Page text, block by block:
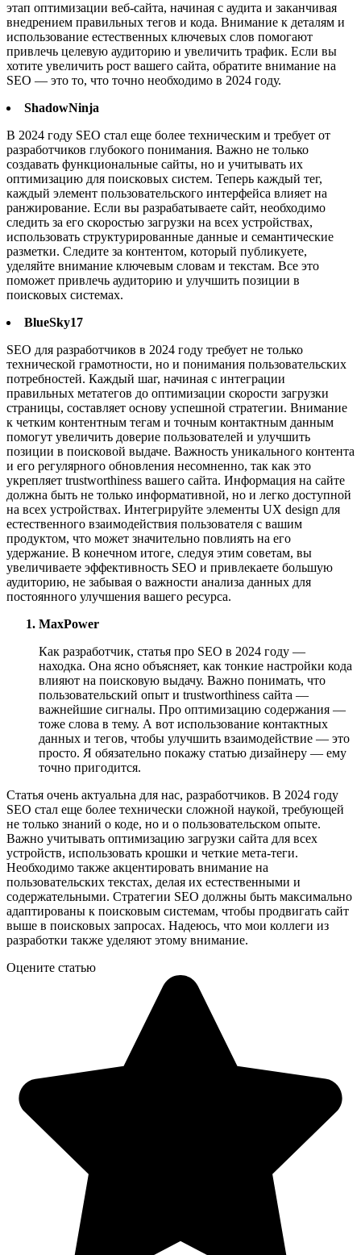
этап оптимизации веб-сайта, начиная с аудита и заканчивая
внедрением правильных тегов и кода. Внимание к деталям и
использование естественных ключевых слов помогают
привлечь целевую аудиторию и увеличить трафик. Если вы
хотите увеличить рост вашего сайта, обратите внимание на
SEO — это то, что точно необходимо в 2024 году.
ShadowNinja
В 2024 году SEO стал еще более техническим и требует от
разработчиков глубокого понимания. Важно не только
создавать функциональные сайты, но и учитывать их
оптимизацию для поисковых систем. Теперь каждый тег,
каждый элемент пользовательского интерфейса влияет на
ранжирование. Если вы разрабатываете сайт, необходимо
следить за его скоростью загрузки на всех устройствах,
использовать структурированные данные и семантические
разметки. Следите за контентом, который публикуете,
уделяйте внимание ключевым словам и текстам. Все это
поможет привлечь аудиторию и улучшить позиции в
поисковых системах.
BlueSky17
SEO для разработчиков в 2024 году требует не только
технической грамотности, но и понимания пользовательских
потребностей. Каждый шаг, начиная с интеграции
правильных метатегов до оптимизации скорости загрузки
страницы, составляет основу успешной стратегии. Внимание
к четким контентным тегам и точным контактным данным
помогут увеличить доверие пользователей и улучшить
позиции в поисковой выдаче. Важность уникального контента
и его регулярного обновления несомненно, так как это
укрепляет trustworthiness вашего сайта. Информация на сайте
должна быть не только информативной, но и легко доступной
на всех устройствах. Интегрируйте элементы UX design для
естественного взаимодействия пользователя с вашим
продуктом, что может значительно повлиять на его
удержание. В конечном итоге, следуя этим советам, вы
увеличиваете эффективность SEO и привлекаете большую
аудиторию, не забывая о важности анализа данных для
постоянного улучшения вашего ресурса.
MaxPower
Как разработчик, статья про SEO в 2024 году —
находка. Она ясно объясняет, как тонкие настройки кода
влияют на поисковую выдачу. Важно понимать, что
пользовательский опыт и trustworthiness сайта —
важнейшие сигналы. Про оптимизацию содержания —
тоже слова в тему. А вот использование контактных
данных и тегов, чтобы улучшить взаимодействие — это
просто. Я обязательно покажу статью дизайнеру — ему
точно пригодится.
Статья очень актуальна для нас, разработчиков. В 2024 году
SEO стал еще более технически сложной наукой, требующей
не только знаний о коде, но и о пользовательском опыте.
Важно учитывать оптимизацию загрузки сайта для всех
устройств, использовать крошки и четкие мета-теги.
Необходимо также акцентировать внимание на
пользовательских текстах, делая их естественными и
содержательными. Стратегии SEO должны быть максимально
адаптированы к поисковым системам, чтобы продвигать сайт
выше в поисковых запросах. Надеюсь, что мои коллеги из
разработки также уделяют этому внимание.
Оцените статью